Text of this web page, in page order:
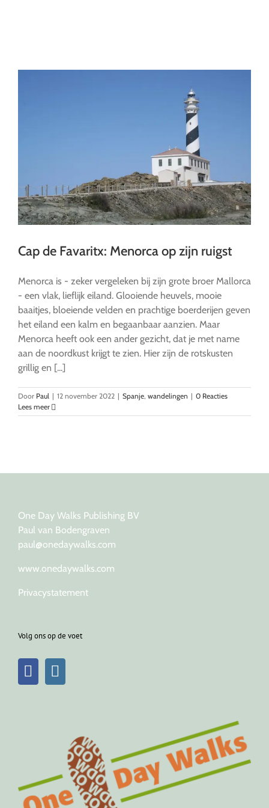
Cap de Favaritx: Menorca op zijn ruigst
Menorca is - zeker vergeleken bij zijn grote broer Mallorca
- een vlak, lieflijk eiland. Glooiende heuvels, mooie
baaitjes, bloeiende velden en prachtige boerderijen geven
het eiland een kalm en begaanbaar aanzien. Maar
Menorca heeft ook een ander gezicht, dat je met name
aan de noordkust krijgt te zien. Hier zijn de rotskusten
grillig en [...]
Door Paul | 12 november 2022 | Spanje, wandelingen | 0 Reacties
Lees meer
One Day Walks Publishing BV
Paul van Bodengraven
paul@onedaywalks.com
www.onedaywalks.com
Privacystatement
Volg ons op de voet